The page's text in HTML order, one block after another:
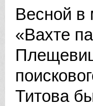
Весной в
«Вахте
Титова